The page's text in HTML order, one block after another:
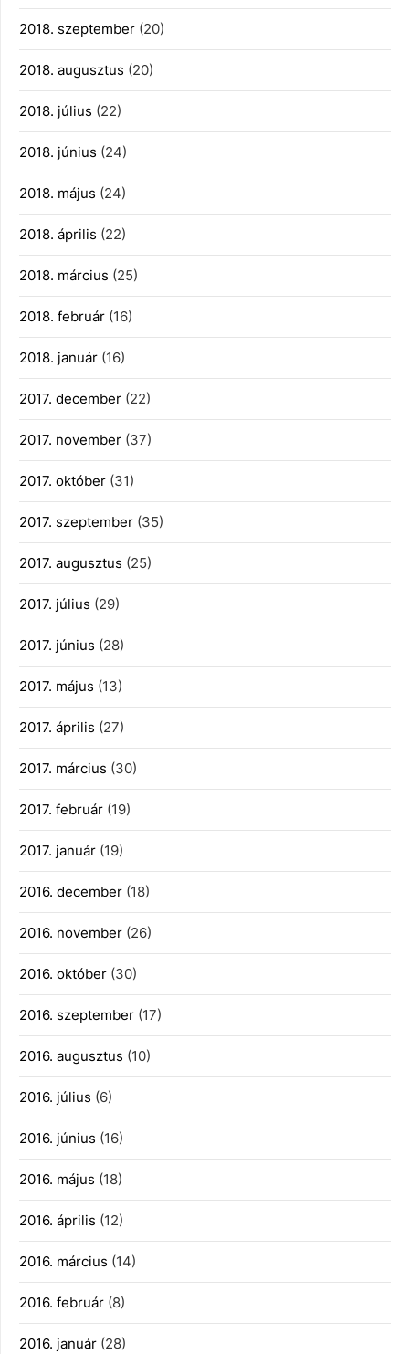
2018. szeptember (20)
2018. augusztus (20)
2018. július (22)
2018. június (24)
2018. május (24)
2018. április (22)
2018. március (25)
2018. február (16)
2018. január (16)
2017. december (22)
2017. november (37)
2017. október (31)
2017. szeptember (35)
2017. augusztus (25)
2017. július (29)
2017. június (28)
2017. május (13)
2017. április (27)
2017. március (30)
2017. február (19)
2017. január (19)
2016. december (18)
2016. november (26)
2016. október (30)
2016. szeptember (17)
2016. augusztus (10)
2016. július (6)
2016. június (16)
2016. május (18)
2016. április (12)
2016. március (14)
2016. február (8)
2016. január (28)